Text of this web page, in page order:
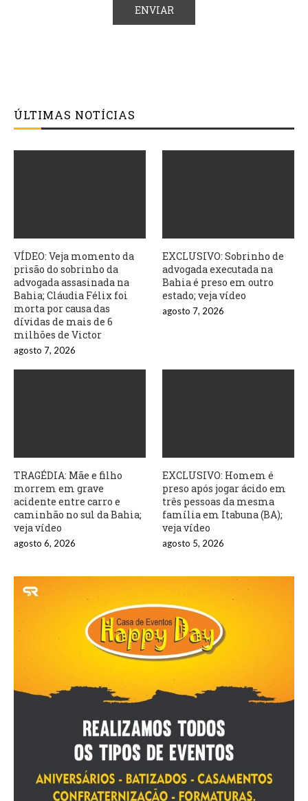
ÚLTIMAS NOTÍCIAS
VÍDEO: Veja momento da
prisão do sobrinho da
advogada assasinada na
Bahia; Cláudia Félix foi
morta por causa das
dívidas de mais de 6
milhões de Victor
agosto 7, 2026
EXCLUSIVO: Sobrinho de
advogada executada na
Bahia é preso em outro
estado; veja vídeo
agosto 7, 2026
TRAGÉDIA: Mãe e filho
morrem em grave
acidente entre carro e
caminhão no sul da Bahia;
veja vídeo
agosto 6, 2026
EXCLUSIVO: Homem é
preso após jogar ácido em
três pessoas da mesma
família em Itabuna (BA);
veja vídeo
agosto 5, 2026